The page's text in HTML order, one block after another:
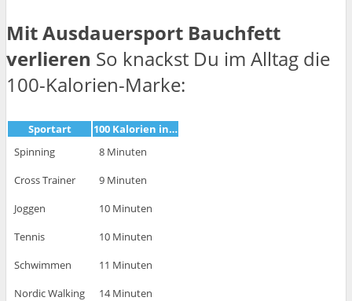
Mit Ausdauersport Bauchfett
verlieren So knackst Du im Alltag die
100-Kalorien-Marke:
Sportart
100 Kalorien in…
Spinning
8 Minuten
Cross Trainer
9 Minuten
Joggen
10 Minuten
Tennis
10 Minuten
Schwimmen
11 Minuten
Nordic Walking
14 Minuten